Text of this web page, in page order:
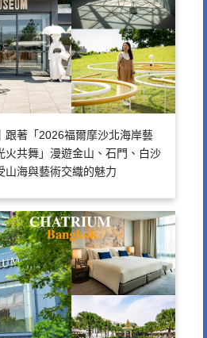
跟著「2026福爾摩沙北海岸藝
火共舞」漫遊金山、石門、白沙
山海與藝術交織的魅力